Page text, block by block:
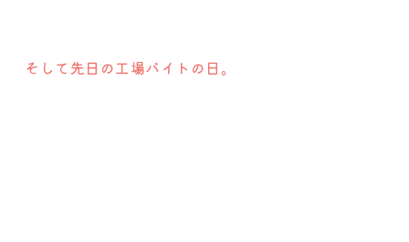
そして先日の工場バイトの日。